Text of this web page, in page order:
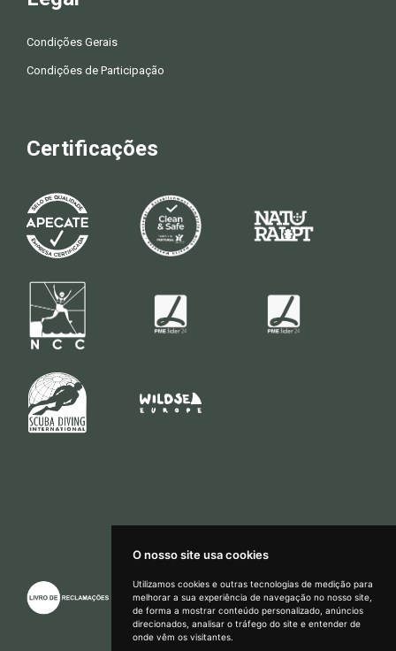
O nosso site usa cookies
Utilizamos cookies e outras tecnologias de medição para
melhorar a sua experiência de navegação no nosso site,
de forma a mostrar conteúdo personalizado, anúncios
direcionados, analisar o tráfego do site e entender de
onde vêm os visitantes.
Condições Gerais
Condições de Participação
Certificações
Como podemos
ajudar?